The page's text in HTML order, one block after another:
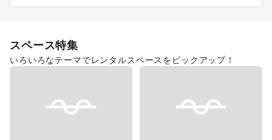
スペース特集
いろいろなテーマでレンタルスペースをピックアップ！